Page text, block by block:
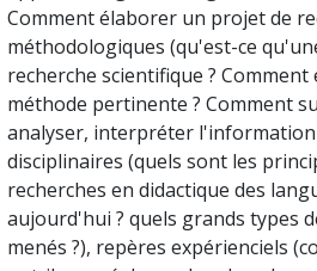
Comment élaborer un projet de
méthodologiques (qu'est-ce
recherche scientifique ?
méthode pertinente ? Comment
analyser, interpréter l'information
disciplinaires (quels sont les
recherches en didactique des
aujourd'hui ? quels grands types
menés ?), repères expérienciels